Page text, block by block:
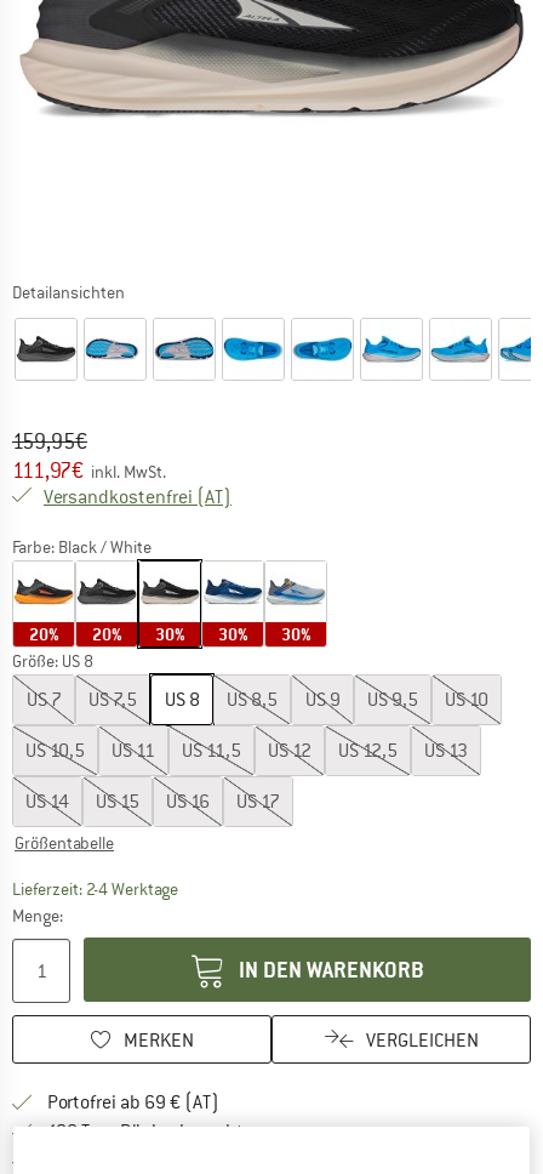
Detailansichten
Ursprünglicher Preis :
159,95€
Preis:
111,97€ inkl. MwSt.
Versandkostenfrei (AT)
Farbe: Black / White
20% 20% 30% 30% 30%
Größe: US 8
US7 US7,5 US 8 US8,5 US9 US9,5 US10
US10,5 US11 US11,5 US12 US12,5 US13
US14 US15 US16 US17
Größentabelle
Lieferzeit: 2-4 WerktageDer Link öffnet sich in einer Infobox und
Menge:
IN DEN WARENKORB
MERKEN VERGLEICHEN
Portofrei ab 69 € (AT)
100 Tage Rückgaberecht